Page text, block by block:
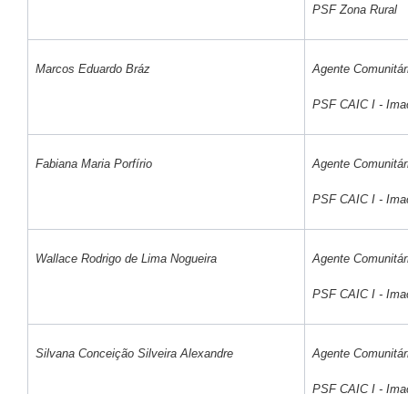
PSF Zona Rural
Marcos Eduardo Bráz Agente
PSF CAIC I -
Fabiana Maria Porfírio Agente
PSF CAIC I -
Wallace Rodrigo de Lima Nogueira Agente
PSF CAIC I -
Silvana Conceição Silveira Alexandre Agente
PSF CAIC I -